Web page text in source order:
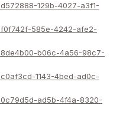
129b-4027-a3f1-
585e-4242-afe2-
b06c-4a56-98c7-
1143-4bed-ad0c-
ad5b-4f4a-8320-